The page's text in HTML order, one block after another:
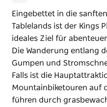
Eingebettet in die
Tablelands ist der Kings
ideales Ziel für
Die Wanderung entlang
Gumpen und
Falls ist die
Mountainbiketouren auf
führen durch